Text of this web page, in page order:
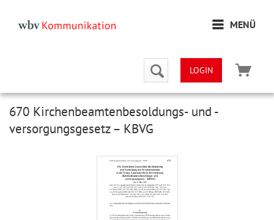
MENÜ
LOGIN
670 Kirchenbeamtenbesoldungs- und -
versorgungsgesetz – KBVG